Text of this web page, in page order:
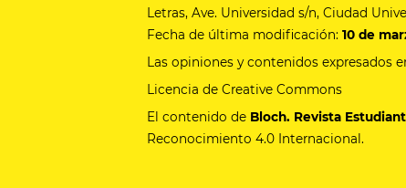
Letras, Ave. Universidad s/n, Ciudad
Fecha de última modificación:10 de
Las opiniones y contenidos expresados
Licencia de Creative Commons
El contenido de Bloch. Revista
Reconocimiento 4.0 Internacional.